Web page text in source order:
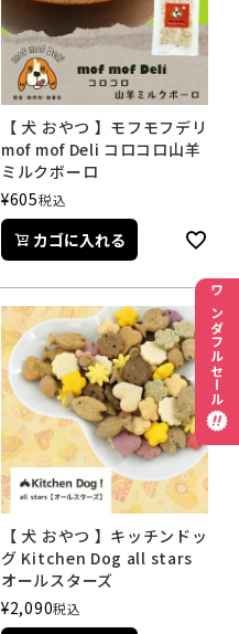
【 犬 おやつ 】モフモフデリ
mof mof Deli コロコロ山羊
ミルクボーロ
¥605税込
カゴに入れる
【 犬 おやつ 】キッチンドッ
グ Kitchen Dog all stars
オールスターズ
¥2,090税込
ワンダフルセール